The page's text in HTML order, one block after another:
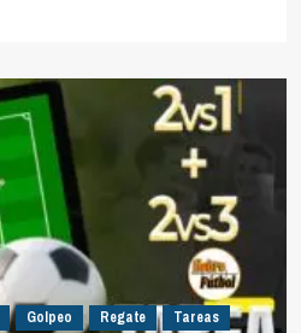
Golpeo Regate
Tareas